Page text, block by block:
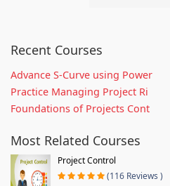
Recent Courses
Advance S-Curve using Power
Practice Managing Project Ri
Foundations of Projects Cont
Most Related Courses
Project Control
(116 Reviews )